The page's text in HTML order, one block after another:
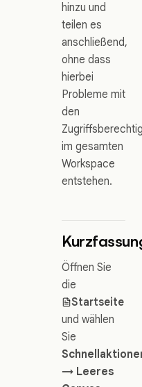
hinzu und
teilen es
anschließend,
ohne dass
hierbei
Probleme mit
den
im gesamten
Workspace
entstehen.
Öffnen Sie
die
Startseite
und wählen
Sie
→ Leeres